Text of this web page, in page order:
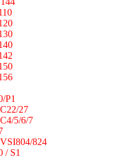
P1
27
5/6/7
824
/ S1